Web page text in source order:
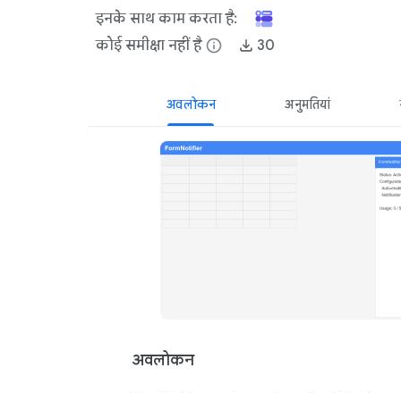
इनके साथ काम करता है:
कोई समीक्षा नहीं है info 30
अवलोकन अनुमतियां
अवलोकन